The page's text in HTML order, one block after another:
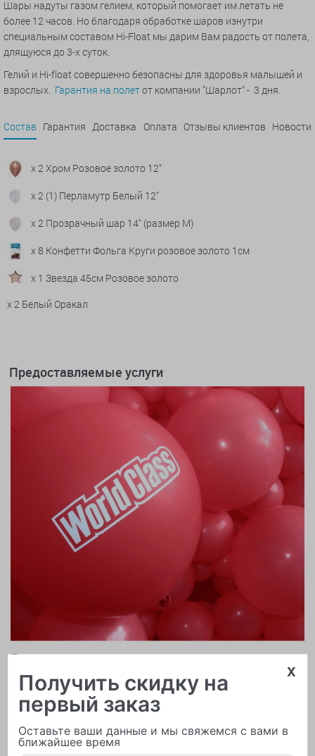
Шары надуты газом гелием, который помогает им летать не
более 12 часов. Но благодаря обработке шаров изнутри
специальным составом Hi-Float мы дарим Вам радость от полета,
длящуюся до 3-х суток.
Гелий и Hi-float совершенно безопасны для здоровья малышей и
взрослых. Гарантия на полетот компании "Шарлот" - 3 дня.
Состав Гарантия Доставка Оплата Отзывы клиентов Новости
x 2 Хром Розовое золото 12"
x 2 (1) Перламутр Белый 12"
x 2 Прозрачный шар 14" (размер М)
x 8 Конфетти Фольга Круги розовое золото 1см
x 1 Звезда 45см Розовое золото
x 2 Белый Оракал
Предоставляемые услуги
Печать логотипа x
Получить скидку на
первый заказ
Оставьте ваши данные и мы свяжемся с вами в
ближайшее время